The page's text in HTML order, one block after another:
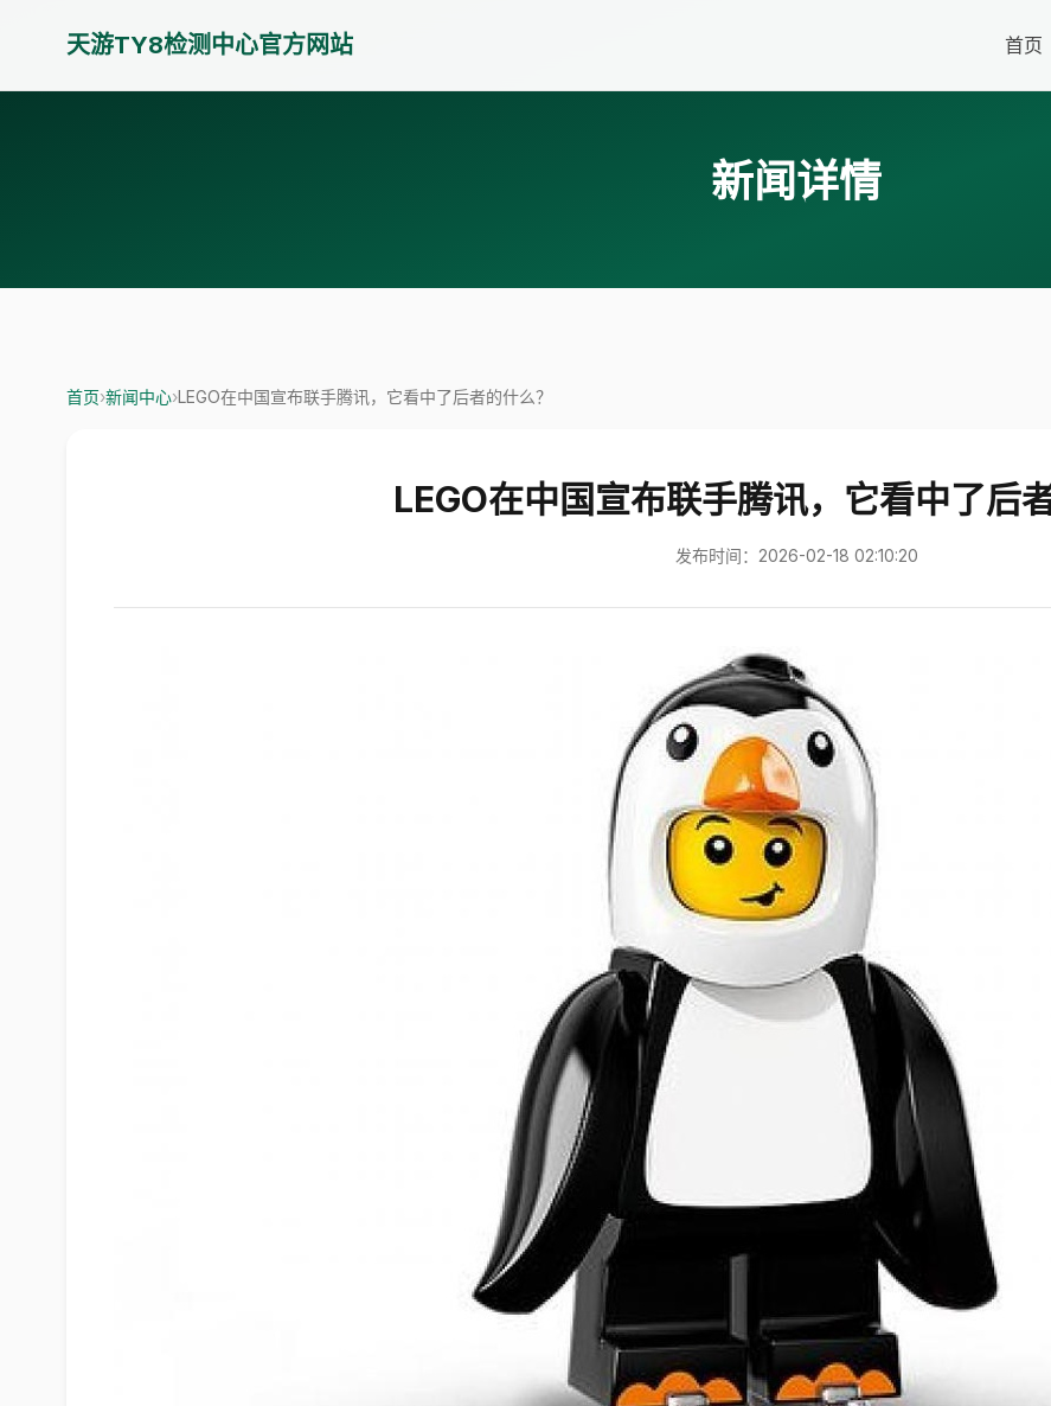
天游TY8检测中心官方网站 首页
新闻详情
首页›新闻中心›LEGO在中国宣布联手腾讯，它看中了后者的什么？
LEGO在中国宣布联手腾讯，它看中了后
发布时间：2026-02-18 02:10:20